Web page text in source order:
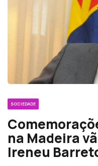
SOCIEDADE
na Madeira
Ireneu